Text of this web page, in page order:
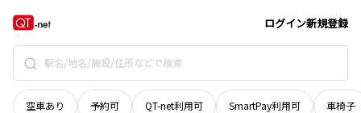
ログイン新規登録
空車あり 予約可 QT-net利用可 SmartPay利用可 車椅子
栃木県